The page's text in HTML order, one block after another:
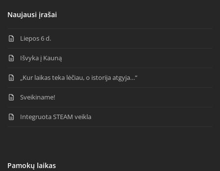
Naujausi įrašai
Liepos 6 d.
Išvyka į Kauną
„Kur laikas teka lėčiau, o istorija atgyja…“
Sveikiname!
Integruota STEAM veikla
Pamokų laikas